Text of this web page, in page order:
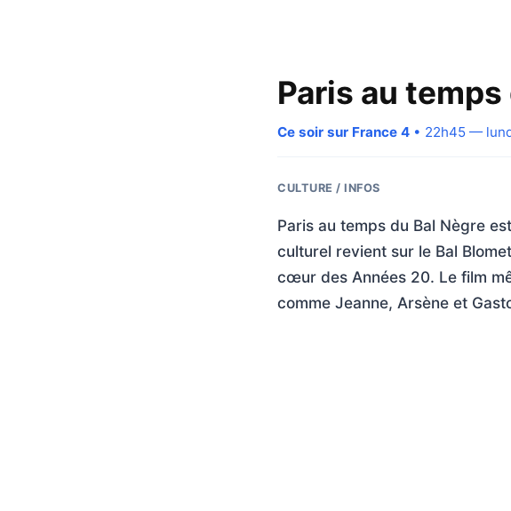
Paris au temps
Ce soir sur France 4 • 22h45 —
CULTURE / INFOS
Paris au temps du Bal Nègre
culturel revient sur le Bal
cœur des Années 20. Le film
comme Jeanne, Arsène et